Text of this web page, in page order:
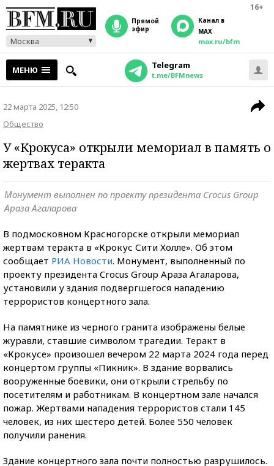
16+
Москва
прямой
эфир
Канал в
MAX
max.ru/bfm
МЕНЮ Telegram
t.me/BFMnews
22 марта 2025, 12:50
Общество
У «Крокуса» открыли мемориал в память о
жертвах теракта
Монумент выполнен по проекту президента Crocus Group
Араза Агаларова
В подмосковном Красногорске открыли мемориал
жертвам теракта в «Крокус Сити Холле». Об этом
сообщает РИА Новости. Монумент, выполненный по
проекту президента Crocus Group Араза Агаларова,
установили у здания подвергшегося нападению
террористов концертного зала.
На памятнике из черного гранита изображены белые
журавли, ставшие символом трагедии. Теракт в
«Крокусе» произошел вечером 22 марта 2024 года перед
концертом группы «Пикник». В здание ворвались
вооруженные боевики, они открыли стрельбу по
посетителям и работникам. В концертном зале начался
пожар. Жертвами нападения террористов стали 145
человек, из них шестеро детей. Более 550 человек
получили ранения.
Здание концертного зала почти полностью разрушилось.